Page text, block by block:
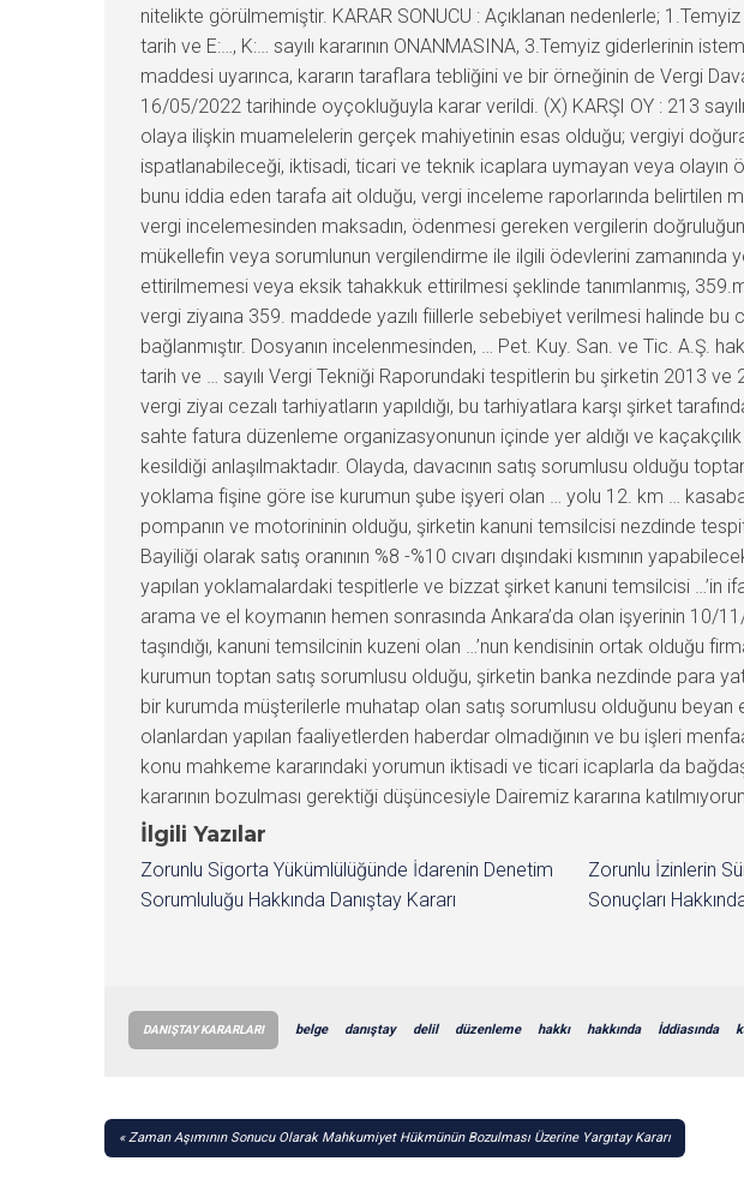
nitelikte görülmemiştir. KARAR SONUCU : Açıklanan nedenlerle;
tarih ve E:…, K:… sayılı kararının ONANMASINA, 3.Temyiz giderlerinin
maddesi uyarınca, kararın taraflara tebliğini ve bir örneğinin de Vergi
16/05/2022 tarihinde oyçokluğuyla karar verildi. (X) KARŞI OY : 213
olaya ilişkin muamelelerin gerçek mahiyetinin esas olduğu; vergiyi
ispatlanabileceği, iktisadi, ticari ve teknik icaplara uymayan veya
bunu iddia eden tarafa ait olduğu, vergi inceleme raporlarında belirtilen
vergi incelemesinden maksadın, ödenmesi gereken vergilerin
mükellefin veya sorumlunun vergilendirme ile ilgili ödevlerini
ettirilmemesi veya eksik tahakkuk ettirilmesi şeklinde tanımlanmış,
vergi ziyaına 359. maddede yazılı fiillerle sebebiyet verilmesi halinde
bağlanmıştır. Dosyanın incelenmesinden, … Pet. Kuy. San. ve Tic. A.Ş.
tarih ve … sayılı Vergi Tekniği Raporundaki tespitlerin bu şirketin 2013
vergi ziyaı cezalı tarhiyatların yapıldığı, bu tarhiyatlara karşı şirket
sahte fatura düzenleme organizasyonunun içinde yer aldığı ve
kesildiği anlaşılmaktadır. Olayda, davacının satış sorumlusu olduğu
yoklama fişine göre ise kurumun şube işyeri olan … yolu 12. km …
pompanın ve motorininin olduğu, şirketin kanuni temsilcisi nezdinde
Bayiliği olarak satış oranının %8 -%10 cıvarı dışındaki kısmının
yapılan yoklamalardaki tespitlerle ve bizzat şirket kanuni temsilcisi …’in
arama ve el koymanın hemen sonrasında Ankara’da olan işyerinin 10/
taşındığı, kanuni temsilcinin kuzeni olan …’nun kendisinin ortak olduğu
kurumun toptan satış sorumlusu olduğu, şirketin banka nezdinde para
bir kurumda müşterilerle muhatap olan satış sorumlusu olduğunu
olanlardan yapılan faaliyetlerden haberdar olmadığının ve bu işleri
konu mahkeme kararındaki yorumun iktisadi ve ticari icaplarla da
kararının bozulması gerektiği düşüncesiyle Dairemiz kararına
İlgili Yazılar
Zorunlu Sigorta Yükümlülüğünde İdarenin Denetim
Sorumluluğu Hakkında Danıştay Kararı
Zorunlu İzinlerin
Sonuçları
DANIŞTAY KARARLARI belge danıştay delil düzenleme hakkı hakkında İddiasında
YAZI
Zaman Aşımının Sonucu Olarak Mahkumiyet Hükmünün Bozulması Üzerine Yargıtay Kararı